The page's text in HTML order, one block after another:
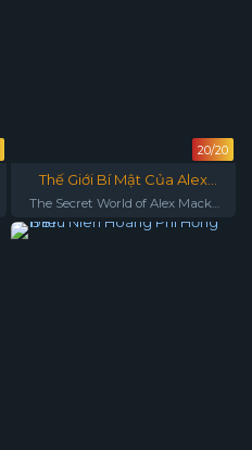
20/20
Thế Giới Bí Mật Của Alex
Mack Phần 4
The Secret World of Alex Mack
Season 4